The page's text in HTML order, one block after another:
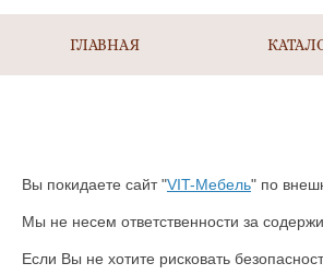
ГЛАВНАЯ
Вы покидаете сайт "VIT-Мебель" по
Мы не несем ответственности за
Если Вы не хотите рисковать